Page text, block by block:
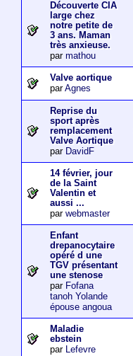
Découverte CIA
large chez
notre petite de
3 ans. Maman
très anxieuse.
par mathou
Valve aortique
parAgnes
Reprise du
sport après
remplacement
Valve Aortique
par DavidF
14 février, jour
de la Saint
Valentin et
aussi ...
par webmaster
Enfant
drepanocytaire
opéré d une
TGV présentant
une stenose
par Fofana
tanoh Yolande
épouse angoua
Maladie
ebstein
par Lefevre